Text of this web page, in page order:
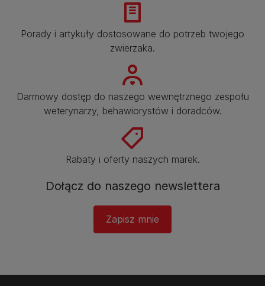
Porady i artykuły dostosowane do potrzeb twojego
zwierzaka.​
Darmowy dostęp do naszego wewnętrznego zespołu
weterynarzy, behawiorystów i doradców.​
Rabaty i oferty naszych marek.​
Dołącz do naszego newslettera​
Zapisz mnie